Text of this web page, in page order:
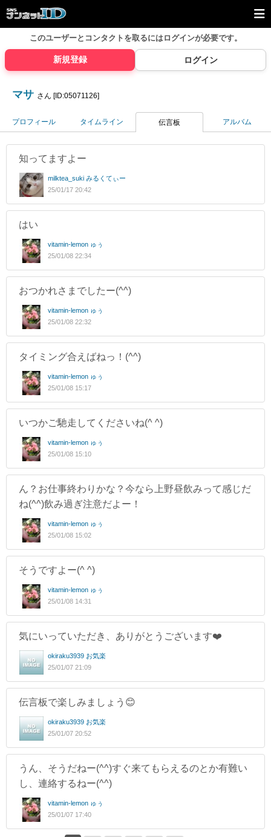
このユーザーとコンタクトを取るにはログインが必要です。
新規登録 ログイン
マサ さん [ID:05071126]
プロフィール タイムライン 伝言板 アルバム
知ってますよー
milktea_suki みるくてぃー
25/01/17 20:42
はい
vitamin-lemon ゅぅ
25/01/08 22:34
おつかれさまでしたー(^^)
vitamin-lemon ゅぅ
25/01/08 22:32
タイミング合えばねっ！(^^)
vitamin-lemon ゅぅ
25/01/08 15:17
いつかご馳走してくださいね(^ ^)
vitamin-lemon ゅぅ
25/01/08 15:10
ん？お仕事終わりかな？今なら上野昼飲みって感じだ
ね(^^)飲み過ぎ注意だよー！
vitamin-lemon ゅぅ
25/01/08 15:02
そうですよー(^ ^)
vitamin-lemon ゅぅ
25/01/08 14:31
気にいっていただき、ありがとうございます❤️
okiraku3939 お気楽
25/01/07 21:09
伝言板で楽しみましょう😊
okiraku3939 お気楽
25/01/07 20:52
うん、そうだねー(^^)すぐ来てもらえるのとか有難い
し、連絡するねー(^^)
vitamin-lemon ゅぅ
25/01/07 17:40